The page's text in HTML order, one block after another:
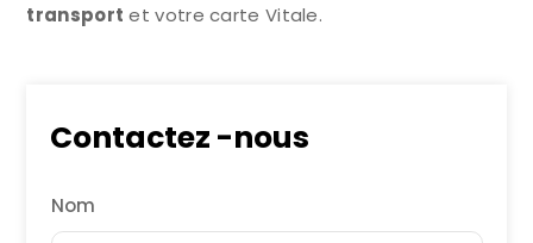
transport et votre carte Vitale.
Contactez -nous
Nom